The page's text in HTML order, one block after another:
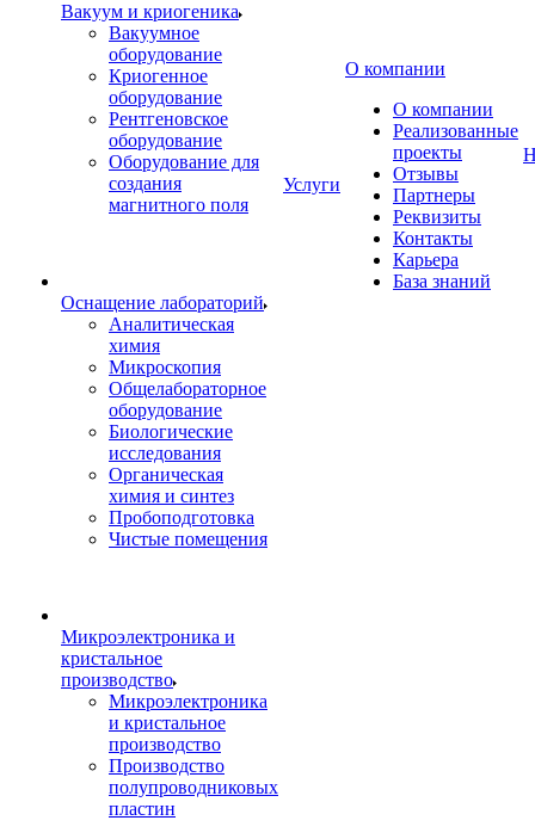
Вакуум и криогеника
Вакуумное
оборудование
Криогенное
оборудование
Рентгеновское
оборудование
Оборудование для
создания
магнитного поля
Оснащение лабораторий
Аналитическая
химия
Микроскопия
Общелабораторное
оборудование
Биологические
исследования
Органическая
химия и синтез
Пробоподготовка
Чистые помещения
Микроэлектроника и
кристальное
производство
Микроэлектроника
и кристальное
производство
Производство
полупроводниковых
пластин
Услуги
О компании
О компании
Реализованные
проекты
Отзывы
Партнеры
Реквизиты
Контакты
Карьера
База знаний